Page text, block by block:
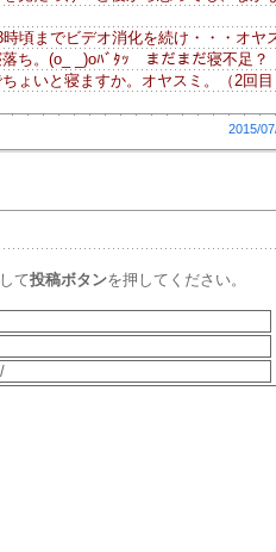
頃までビデオ消化を続け・・・オヤ
ち。(o_ _)oﾊﾞﾀｯ まだまだ寝不足？
ょいと寝ますか。オヤスミ。（2回目
2015/
て投稿ボタンを押してください。